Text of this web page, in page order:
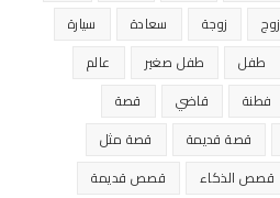
زوج زوجة سعادة
سيارة
طفل طفل صغير
عالم
فطنة قاضي
قصة
قصة قديمة
قصة مثل
قصص الذكاء
قصص قديمة